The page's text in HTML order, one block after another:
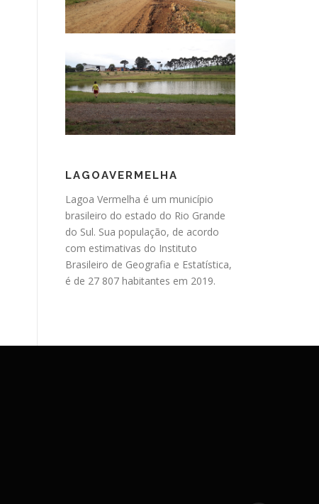
LAGOAVERMELHA
Lagoa Vermelha é um município
brasileiro do estado do Rio Grande
do Sul. Sua população, de acordo
com estimativas do Instituto
Brasileiro de Geografia e Estatística,
é de 27 807 habitantes em 2019.